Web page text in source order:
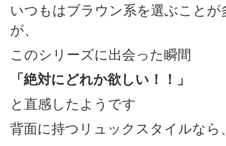
いつもはブラウン系を選ぶこと
が、
このシリーズに出会った瞬間
「絶対にどれか欲しい！！」
と直感したようです
背面に持つリュックスタイルなら